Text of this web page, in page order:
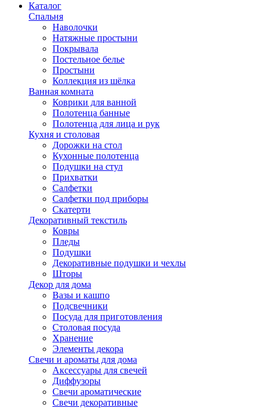
Каталог
Спальня
Наволочки
Натяжные простыни
Покрывала
Постельное белье
Простыни
Коллекция из шёлка
Ванная комната
Коврики для ванной
Полотенца банные
Полотенца для лица и рук
Кухня и столовая
Дорожки на стол
Кухонные полотенца
Подушки на стул
Прихватки
Салфетки
Салфетки под приборы
Скатерти
Декоративный текстиль
Ковры
Пледы
Подушки
Декоративные подушки и чехлы
Шторы
Декор для дома
Вазы и кашпо
Подсвечники
Посуда для приготовления
Столовая посуда
Хранение
Элементы декора
Свечи и ароматы для дома
Аксессуары для свечей
Диффузоры
Свечи ароматические
Свечи декоративные